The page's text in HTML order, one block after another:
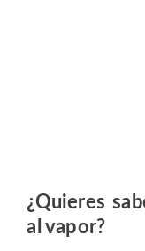
¿Quieres
al vapor?